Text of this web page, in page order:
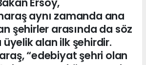
aynı zamanda ana
şehirler arasında da söz
alan ilk şehirdir.
“edebiyat şehri olan